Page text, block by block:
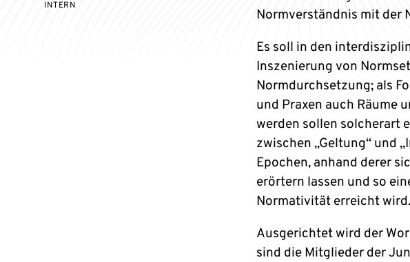
VERANSTALTUNGSZUGANG:
INTERN
Normverständnis mit der
Es soll in den
Inszenierung von
Normdurchsetzung; als
und Praxen auch Räume
werden sollen solcherart
zwischen „Geltung“ und
Epochen, anhand derer
erörtern lassen und so
Normativität erreicht wird.
Ausgerichtet wird der
sind die Mitglieder der